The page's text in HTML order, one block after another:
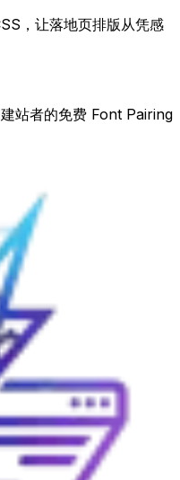
，让落地页排版从凭感
站者的免费 Font Pairing